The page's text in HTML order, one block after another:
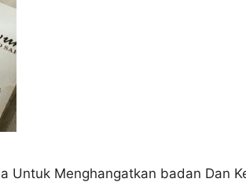
Untuk Menghangatkan badan Dan